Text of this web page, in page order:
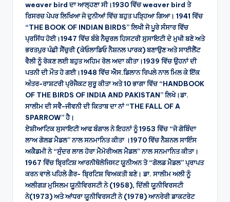
weaver bird ਦਾ ਆਲ੍ਹਣਾ ਸੀ।1930 ਵਿੱਚ weaver bird ਤੇ
ਰਿਸਰਚ ਪੇਪਰ ਲਿਖਿਆ ਜੋ ਦੁਨੀਆਂ ਵਿੱਚ ਬਹੁਤ ਪੜ੍ਹਿਆ ਗਿਆ। 1941 ਵਿੱਚ
“THE BOOK OF INDIAN BIRDS” ਲਿਖੀ ਜੋ ਪੂਰੇ ਸੰਸਾਰ ਵਿੱਚ
ਪ੍ਰਸਿੱਧ ਹੋਈ।1947 ਵਿੱਚ ਬੰਬੇ ਨੈਚੁਰਲ ਹਿਸਟਰੀ ਸੁਸਾਇਟੀ ਦੇ ਮੁਖੀ ਬਣੇ ਅਤੇ
ਭਰਤਪੁਰ ਪੰਛੀ ਸੈਂਚੁਰੀ (ਕੇਓਲਾਡਿਓ ਨੈਸ਼ਨਲ ਪਾਰਕ) ਬਣਾਉਣ ਅਤੇ ਸਾਈਲੈਂਟ
ਵੈਲੀ ਨੂੰ ਰੋਕਣ ਲਈ ਬਹੁਤ ਅਹਿਮ ਰੋਲ ਅਦਾ ਕੀਤਾ।1939 ਵਿੱਚ ਉਹਨਾਂ ਦੀ
ਪਤਨੀ ਦੀ ਮੌਤ ਹੋ ਗਈ।1948 ਵਿੱਚ ਐਸ.ਡਿਲਾਨ ਰਿਪਲੇ ਨਾਲ ਮਿਲ ਕੇ ਇੱਕ
ਅੰਤਰ-ਰਾਸ਼ਟਰੀ ਪ੍ਰੋਜੈਕਟ ਸੁਰੂ ਕੀਤਾ ਅਤੇ 10 ਭਾਗਾ ਵਿੱਚ “HANDBOOK
OF THE BIRDS OF INDIA AND PAKISTAN” ਲਿਖੇ।ਡਾ.
ਸਾਲੀਮ ਦੀ ਸਵੈ-ਜੀਵਨੀ ਦੀ ਕਿਤਾਬ ਦਾ ਨਾਂ “THE FALL OF A
SPARROW” ਹੈ।
ਏਸ਼ੀਆਟਿਕ ਸੁਸਾਇਟੀ ਆਫ ਬੰਗਾਲ ਨੇ ਇਹਨਾਂ ਨੂੰ 1953 ਵਿੱਚ “ਜੋ ਗੋਬਿੰਦਾ
ਲਾਅ ਗੋਲਡ ਮੈਡਲ” ਨਾਲ ਸਨਮਾਨਿਤ ਕੀਤਾ ।1970 ਵਿੱਚ ਨੈਸ਼ਨਲ ਸਾਇੰਸ
ਅਕੈਡਮੀ ਨੇ “ਸੁੰਦਰ ਲਾਲ ਹੋਰਾ ਮੈਮੋਰੀਅਲ ਮੈਡਲ” ਨਾਲ ਸਨਮਾਨਿਤ ਕੀਤਾ।
1967 ਵਿੱਚ ਬ੍ਰਿਟਿਸ਼ ਆਰਨੀਥੋਲੋਜਿਸਟ ਯੂਨੀਅਨ ਤੋ “ਗੋਲਡ ਮੈਡਲ” ਪ੍ਰਾਪਤ
ਕਰਨ ਵਾਲੇ ਪਹਿਲੇ ਗੈਰ- ਬ੍ਰਿਟਿਸ਼ ਵਿਅਕਤੀ ਬਣੇ। ਡਾ. ਸਾਲੀਮ ਅਲੀ ਨੂੰ
ਅਲੀਗੜ ਮੁਸਿਲਮ ਯੂਨੀਵਿਰਸਟੀ ਨੇ (1958), ਦਿੱਲੀ ਯੂਨੀਵਿਰਸਟੀ
ਨੇ(1973) ਅਤੇ ਆਂਧਰਾ ਯੂਨੀਵਿਰਸਟੀ ਨੇ (1978) ਆਨਰੇਰੀ ਡਾਕਟਰੇਟ